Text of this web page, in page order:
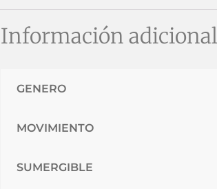
Información adicional
GENERO
MOVIMIENTO
SUMERGIBLE